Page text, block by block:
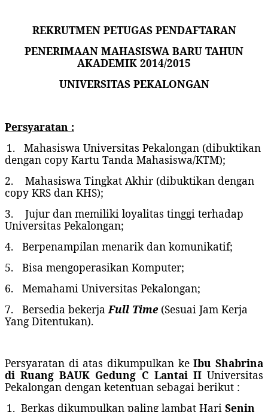
REKRUTMEN PETUGAS PENDAFTARAN
PENERIMAAN MAHASISWA BARU TAHUN
AKADEMIK 2014/2015
UNIVERSITAS PEKALONGAN
Persyaratan :
1. Mahasiswa Universitas Pekalongan (dibuktikan
dengan copy Kartu Tanda Mahasiswa/KTM);
2. Mahasiswa Tingkat Akhir (dibuktikan dengan
copy KRS dan KHS);
3. Jujur dan memiliki loyalitas tinggi terhadap
Universitas Pekalongan;
4. Berpenampilan menarik dan komunikatif;
5. Bisa mengoperasikan Komputer;
6. Memahami Universitas Pekalongan;
7. Bersedia bekerja Full Time(Sesuai Jam Kerja
Yang Ditentukan).
Persyaratan di atas dikumpulkan keIbu Shabrina
di Ruang BAUK Gedung C Lantai II Universitas
Pekalongan dengan ketentuan sebagai berikut :
1. Berkas dikumpulkan paling lambat Hari Senin